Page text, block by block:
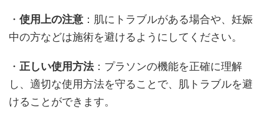
・ 使用上の注意 ：肌にトラブルがある場合や、妊娠
中の方などは施術を避けるようにしてください。
・ 正しい使用方法：プラソンの機能を正確に理解
し、適切な使用方法を守ることで、肌トラブルを避
けることができます。